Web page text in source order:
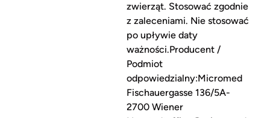
zwierząt. Stosować zgodnie
z zaleceniami. Nie stosować
po upływie daty
ważności.Producent /
Podmiot
odpowiedzialny:Micromed
Fischauergasse 136/5A-
2700 Wiener